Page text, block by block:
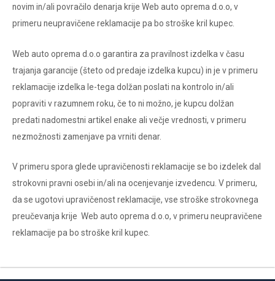
novim in/ali povračilo denarja krije Web auto oprema d.o.o, v
primeru neupravičene reklamacije pa bo stroške kril kupec.
Web auto oprema d.o.o garantira za pravilnost izdelka v času
trajanja garancije (šteto od predaje izdelka kupcu) in je v primeru
reklamacije izdelka le-tega dolžan poslati na kontrolo in/ali
popraviti v razumnem roku, če to ni možno, je kupcu dolžan
predati nadomestni artikel enake ali večje vrednosti, v primeru
nezmožnosti zamenjave pa vrniti denar.
V primeru spora glede upravičenosti reklamacije se bo izdelek dal
strokovni pravni osebi in/ali na ocenjevanje izvedencu. V primeru,
da se ugotovi upravičenost reklamacije, vse stroške strokovnega
preučevanja krije Web auto oprema d.o.o, v primeru neupravičene
reklamacije pa bo stroške kril kupec.